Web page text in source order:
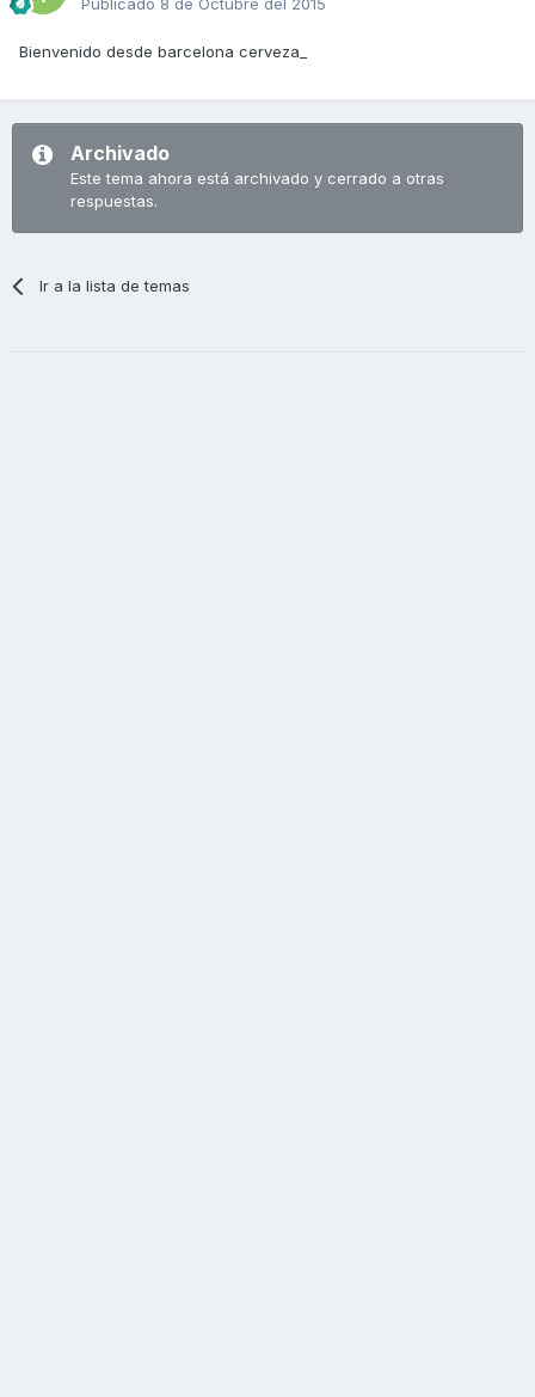
Bienvenido desde barcelona cerveza_
Archivado
Este tema ahora está archivado y cerrado a otras
respuestas.
Ir a la lista de temas